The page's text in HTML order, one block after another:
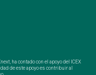
ha contado con el apoyo del ICEX
de este apoyo es contribuir al